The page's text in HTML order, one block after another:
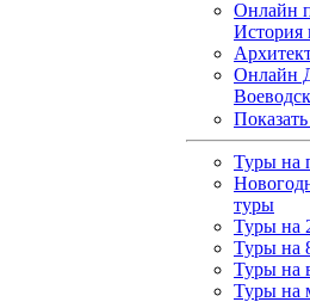
Онлайн
История
Онлайн
Туры на
туры
Туры на
Туры на
Туры на
Туры на